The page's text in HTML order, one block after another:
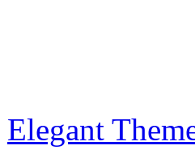
Elegant